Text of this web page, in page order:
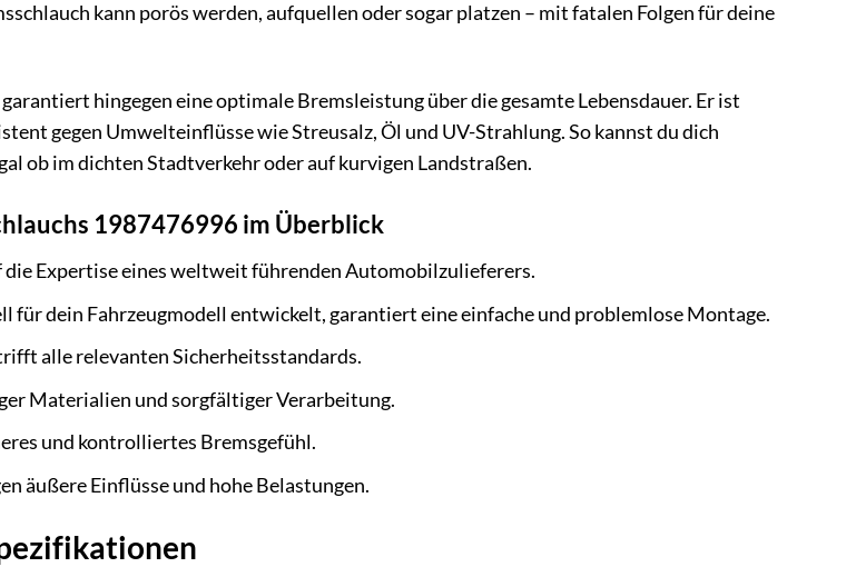
kann porös werden, aufquellen oder sogar platzen – mit fatalen Folgen für deine
hingegen eine optimale Bremsleistung über die gesamte Lebensdauer. Er ist
gegen Umwelteinflüsse wie Streusalz, Öl und UV-Strahlung. So kannst du dich
ob im dichten Stadtverkehr oder auf kurvigen Landstraßen.
1987476996 im Überblick
die Expertise eines weltweit führenden Automobilzulieferers.
für dein Fahrzeugmodell entwickelt, garantiert eine einfache und problemlose Montage.
alle relevanten Sicherheitsstandards.
Materialien und sorgfältiger Verarbeitung.
und kontrolliertes Bremsgefühl.
äußere Einflüsse und hohe Belastungen.